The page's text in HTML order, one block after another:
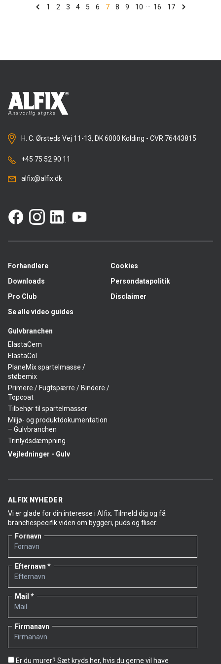
vi sende en stor tak ud i hele Skandinavien til alle
1 2 3 4 5 6 7 8 9 10 16 17
H. C. Ørsteds Vej 11-13, DK 6000 Kolding - CVR 76443815
+45 75 52 90 11
alfix@alfix.dk
Forhandlere
Downloads
Pro Club
Se alle video guides
Gulvbranchen
ElastaCem
ElastaCol
PlaneMix spartelmasse /
støbemix
Primere / Fugtspærre / Bindere /
Topcoat
Tilbehør til spartelmasser
Miljø- og produktdokumentation
– Gulvbranchen
Trinlydsdæmpning
Vejledninger - Gulv
Cookies
Persondatapolitik
Disclaimer
ALFIX NYHEDER
Vi er glade for din interesse i Alfix. Tilmeld dig og få
branchespecifik viden om byggeri, puds og fliser.
Fornavn
Efternavn
Mail
Firmanavn
Er du murer? Sæt kryds her, hvis du gerne vil have